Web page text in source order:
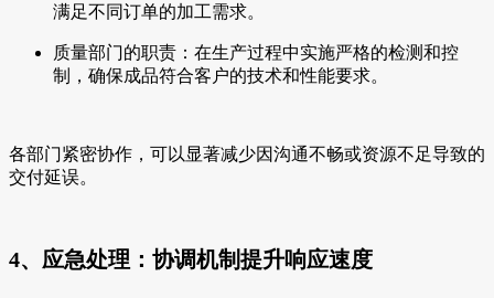
满足不同订单的加工需求。
质量部门的职责：在生产过程中实施严格的检测和控
制，确保成品符合客户的技术和性能要求。
各部门紧密协作，可以显著减少因沟通不畅或资源不足导致的
交付延误。
4、应急处理：协调机制提升响应速度